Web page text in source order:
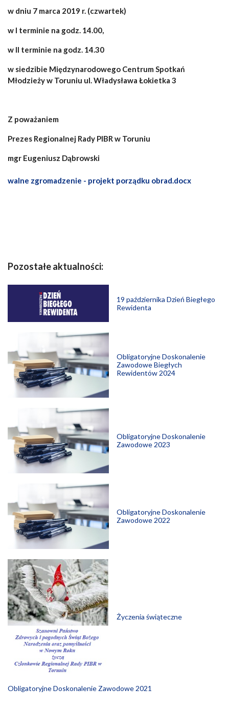
w dniu 7 marca 2019 r. (czwartek)
w I terminie na godz. 14.00,
w II terminie na godz. 14.30
w siedzibie Międzynarodowego Centrum Spotkań
Młodzieży w Toruniu ul.Władysława Łokietka 3
Z poważaniem
Prezes Regionalnej Rady PIBR w Toruniu
mgr Eugeniusz Dąbrowski
walne zgromadzenie - projekt porządku obrad.docx
Pozostałe aktualności:
19 października Dzień Biegłego
Rewidenta
Obligatoryjne Doskonalenie
Zawodowe Biegłych
Rewidentów 2024
Obligatoryjne Doskonalenie
Zawodowe 2023
Obligatoryjne Doskonalenie
Zawodowe 2022
Życzenia świąteczne
Obligatoryjne Doskonalenie Zawodowe 2021